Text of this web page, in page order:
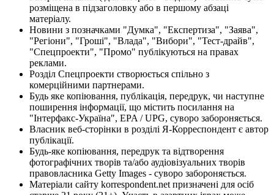
розміщена в підзаголовку або в першому абзаці
матеріалу.
Новини з позначками "Думка", "Експертиза", "Заява",
"Регіони", "Гроші", "Влада", "Вибори", "Тест-драйв",
"Спецпроекти", "Промо" публікуються на правах
реклами.
Розділ Спецпроекти створюється спільно з
комерційними партнерами.
Будь яке копіювання, публікація, передрук, чи наступне
поширення інформації, що містить посилання на
"Інтерфакс-Україна", EPA / UPG, суворо забороняється.
Власник веб-сторінки в розділі Я-Корреспондент є автор
публікації.
Будь-яке копіювання, передрук та відтворення
фотографічних творів та/або аудіовізуальних творів
правовласника Getty Images - суворо забороняється.
Матеріали сайту korrespondent.net призначені для осіб